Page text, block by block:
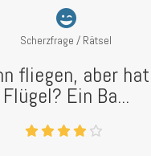
Scherzfrage / Rätsel
fliegen, aber
Flügel? Ein Ba...